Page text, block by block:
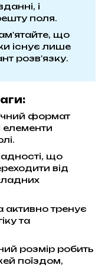
і
поля.
що
існує лише
розв'язку.
формат
елементи
що
від
активно тренує
та
розмір робить
поїздом,